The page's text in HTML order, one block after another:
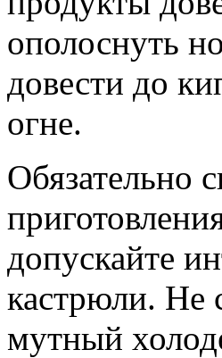
ополоснуть
довести до
огне.
Обязательно
допускайте
кастрюли. Не
мутный